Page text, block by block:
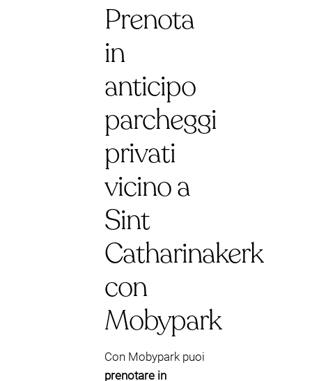
Prenota
in
anticipo
parcheggi
privati
vicino a
Sint
Catharinakerk
con
Mobypark
Con Mobypark puoi
prenotare in